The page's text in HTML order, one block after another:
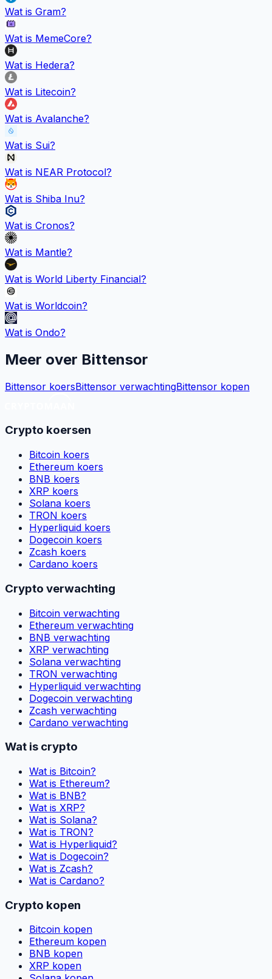
Wat is Gram?
Wat is MemeCore?
Wat is Hedera?
Wat is Litecoin?
Wat is Avalanche?
Wat is Sui?
Wat is NEAR Protocol?
Wat is Shiba Inu?
Wat is Cronos?
Wat is Mantle?
Wat is World Liberty Financial?
Wat is Worldcoin?
Wat is Ondo?
Meer over Bittensor
Bittensor koersBittensor verwachtingBittensor kopen
Crypto koersen
Bitcoin koers
Ethereum koers
BNB koers
XRP koers
Solana koers
TRON koers
Hyperliquid koers
Dogecoin koers
Zcash koers
Cardano koers
Crypto verwachting
Bitcoin verwachting
Ethereum verwachting
BNB verwachting
XRP verwachting
Solana verwachting
TRON verwachting
Hyperliquid verwachting
Dogecoin verwachting
Zcash verwachting
Cardano verwachting
Wat is crypto
Wat is Bitcoin?
Wat is Ethereum?
Wat is BNB?
Wat is XRP?
Wat is Solana?
Wat is TRON?
Wat is Hyperliquid?
Wat is Dogecoin?
Wat is Zcash?
Wat is Cardano?
Crypto kopen
Bitcoin kopen
Ethereum kopen
BNB kopen
XRP kopen